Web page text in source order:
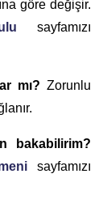
göre değişir.
sayfamızı
mı? Zorunlu
bakabilirim?
sayfamızı